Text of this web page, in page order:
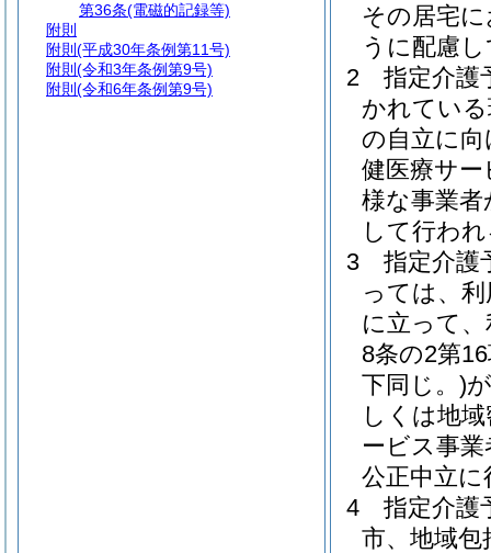
その居宅
うに配慮
2
指定介護
かれてい
の自立に
健医療サ
様な事業
して行わ
3
指定介護
っては、
に立って
8条の2第
下同じ。)
しくは地
ービス事
公正中立
4
指定介護
市、地域
第36条(電磁的記録等)
附則
附則 (平成30年条例第11号)
附則 (令和3年条例第9号)
附則 (令和6年条例第9号)